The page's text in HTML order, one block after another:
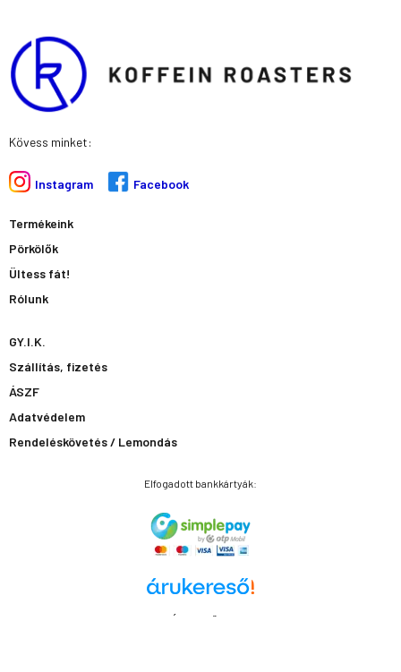
Kövess minket:
Instagram Facebook
Termékeink
Pörkölők
Ültess fát!
Rólunk
GY.I.K.
Szállítás, fizetés
ÁSZF
Adatvédelem
Rendeléskövetés / Lemondás
Elfogadott bankkártyák:
Árukereső.hu